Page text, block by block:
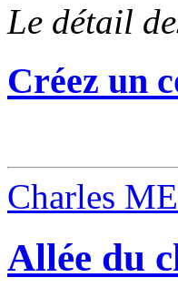
Le détail
Créez un
Charles
Allée du